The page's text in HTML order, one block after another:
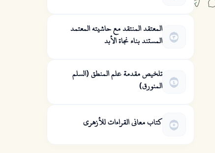
المعتقد المنتقد مع حاشيته المعتمد
المستند بناء نجاة الأبد
تلخيص مقدمة علم المنطق (السلم
المنورق)
كتاب معاني القراءات للأزهري